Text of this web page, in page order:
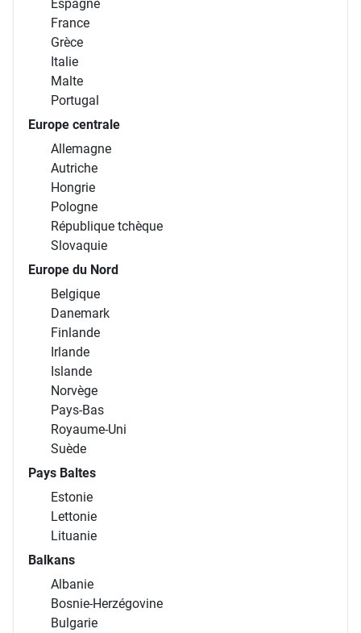
Espagne
France
Grèce
Italie
Malte
Portugal
Europe centrale
Allemagne
Autriche
Hongrie
Pologne
République tchèque
Slovaquie
Europe du Nord
Belgique
Danemark
Finlande
Irlande
Islande
Norvège
Pays-Bas
Royaume-Uni
Suède
Pays Baltes
Estonie
Lettonie
Lituanie
Balkans
Albanie
Bosnie-Herzégovine
Bulgarie